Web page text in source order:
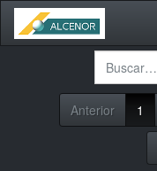
Anterior 1